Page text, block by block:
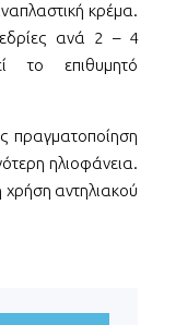
κρέμα.
ανά 2 – 4
το επιθυμητό
πραγματοποίηση
ηλιοφάνεια.
χρήση αντηλιακού